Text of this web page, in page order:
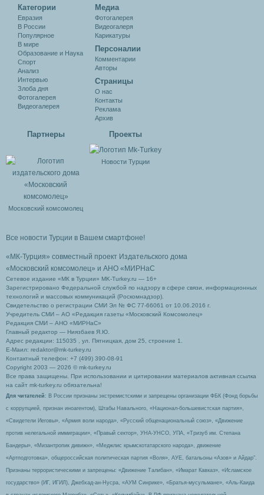
Категории
Евразия
В России
Популярное
В мире
Образование и Наука
Спорт
Анализ
Интервью
Злоба дня
Фотогалерея
Видеогалерея
Медиа
Фотогалерея
Видеогалеря
Карикатуры
Персоналии
Комментарии
Авторы
Cтраницы
О нас
Контакты
Реклама
Архив
Партнеры
Московский комсомолец
Проекты
Новости Турции
Все новости Турции в Вашем смартфоне!
«МК-Турция» совместный проект Издательского дома
«Московский комсомолец» и АНО «МИРНаС
Сетевое издание «МК в Турции» MK-Turkey.ru — 16+
Зарегистрировано Федеральной службой по надзору в сфере связи, информационных
технологий и массовых коммуникаций (Роскомнадзор).
Свидетельство о регистрации СМИ Эл № ФС 77-66061 от 10.06.2016 г.
Учредитель СМИ – АО «Редакция газеты «Московский Комсомолец»
Редакция СМИ – АНО «МИРНаС»
Главный редактор — Ниязбаев Я.Ю.
Адрес редакции: 115035 , ул. Пятницкая, дом 25, строение 1.
Е-Маил: redaktor@mk-turkey.ru
Контактный телефон: +7 (499) 390-08-91
Copyright 2003 — 2026 © mk-turkey.ru
Все права защищены. При использовании и цитировании материалов активная ссылка
на сайт mk-turkey.ru обязательна!
Для читателей : В России признаны экстремистскими и запрещены организации ФБК (Фонд борьбы
с коррупцией, признан иноагентом), Штабы Навального, «Национал-большевистская партия»,
«Свидетели Иеговы», «Армия воли народа», «Русский общенациональный союз», «Движение
против нелегальной иммиграции», «Правый сектор», УНА-УНСО, УПА, «Тризуб им. Степана
Бандеры», «Мизантропик дивижн», «Меджлис крымскотатарского народа», движение
«Артподготовка», общероссийская политическая партия «Воля», АУЕ, батальоны «Азов» и Айдар″.
Признаны террористическими и запрещены: «Движение Талибан», «Имарат Кавказ», «Исламское
государство» (ИГ, ИГИЛ), Джебхад-ан-Нусра, «АУМ Синрике», «Братья-мусульмане», «Аль-Каида